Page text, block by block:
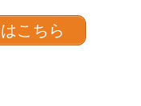
こちら